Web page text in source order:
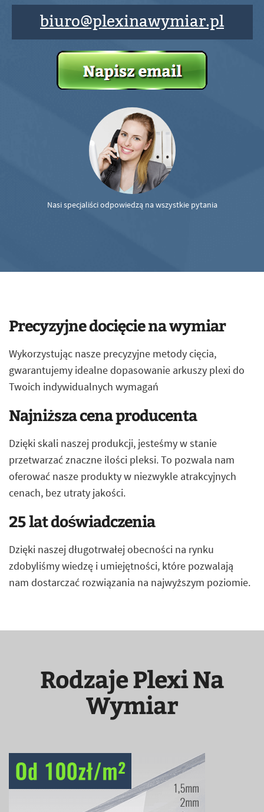
biuro@plexinawymiar.pl
Nasi specjaliści odpowiedzą na wszystkie pytania
Precyzyjne docięcie na wymiar
Wykorzystując nasze precyzyjne metody cięcia,
gwarantujemy idealne dopasowanie arkuszy plexi do
Twoich indywidualnych wymagań
Najniższa cena producenta
Dzięki skali naszej produkcji, jesteśmy w stanie
przetwarzać znaczne ilości pleksi. To pozwala nam
oferować nasze produkty w niezwykle atrakcyjnych
cenach, bez utraty jakości.
25 lat doświadczenia
Dzięki naszej długotrwałej obecności na rynku
zdobyliśmy wiedzę i umiejętności, które pozwalają
nam dostarczać rozwiązania na najwyższym poziomie.
Rodzaje Plexi Na
Wymiar